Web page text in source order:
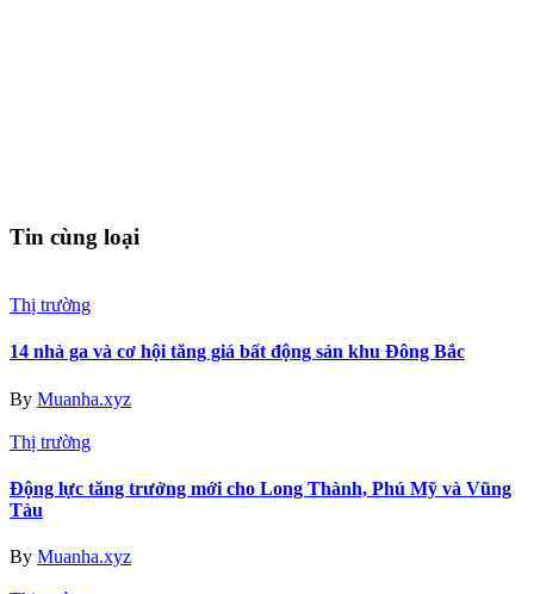
Tin cùng loại
Thị trường
14 nhà ga và cơ hội tăng giá bất động sản khu Đông Bắc
By Muanha.xyz
Thị trường
Động lực tăng trưởng mới cho Long Thành, Phú Mỹ và Vũng
Tàu
By Muanha.xyz